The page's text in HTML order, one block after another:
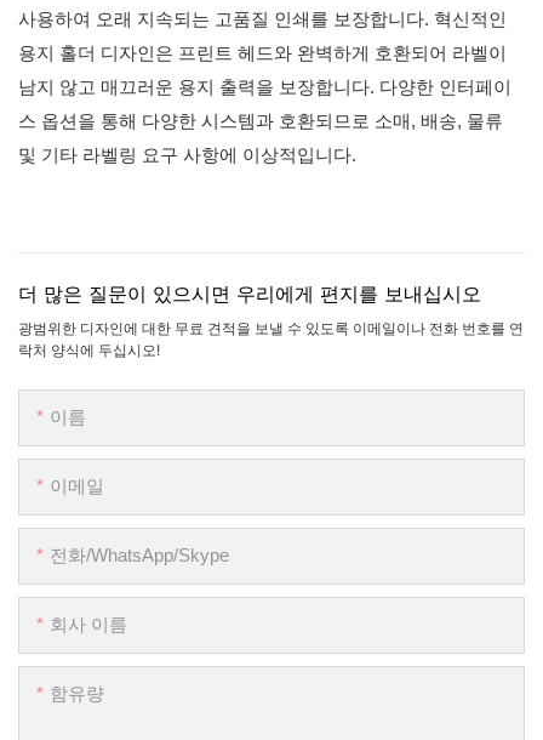
사용하여 오래 지속되는 고품질 인쇄를 보장합니다. 혁신적인
용지 홀더 디자인은 프린트 헤드와 완벽하게 호환되어 라벨이
남지 않고 매끄러운 용지 출력을 보장합니다. 다양한 인터페이
스 옵션을 통해 다양한 시스템과 호환되므로 소매, 배송, 물류
및 기타 라벨링 요구 사항에 이상적입니다.
더 많은 질문이 있으시면 우리에게 편지를 보내십시오
광범위한 디자인에 대한 무료 견적을 보낼 수 있도록 이메일이나 전화 번호를 연
락처 양식에 두십시오!
이름
이메일
전화/WhatsApp/Skype
회사 이름
함유량